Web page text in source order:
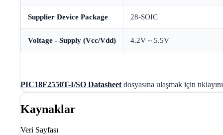
Supplier Device Package 28-SOIC
Voltage - Supply (Vcc/Vdd) 4.2V ~ 5.5V
PIC18F2550T-I/SO Datasheet dosyasına ulaşmak için
Kaynaklar
Veri Sayfası